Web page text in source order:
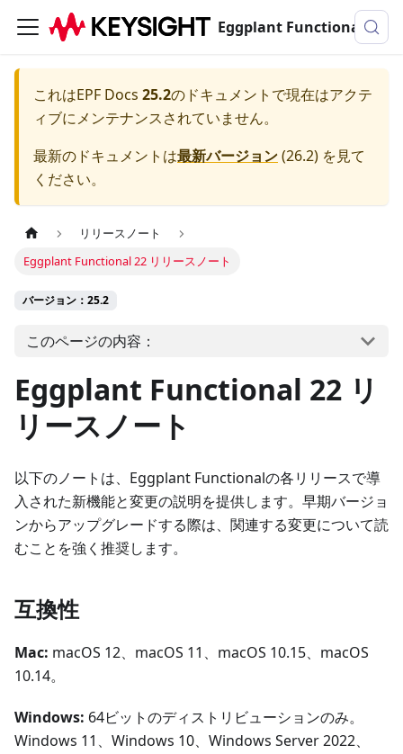
Eggplant Functionalのドキュメンテーション
これはEPF Docs 25.2のドキュメントで現在はアクテ
ィブにメンテナンスされていません。
最新のドキュメントは最新バージョン(26.2) を見て
ください。
リリースノート
Eggplant Functional 22 リリースノート
バージョン：25.2
このページの内容：
Eggplant Functional 22 リ
リースノート
以下のノートは、Eggplant Functionalの各リリースで導
入された新機能と変更の説明を提供します。早期バージョ
ンからアップグレードする際は、関連する変更について読
むことを強く推奨します。
互換性
Mac: macOS 12、macOS 11、macOS 10.15、macOS
10.14。
Windows: 64ビットのディストリビューションのみ。
Windows 11、Windows 10、Windows Server 2022、